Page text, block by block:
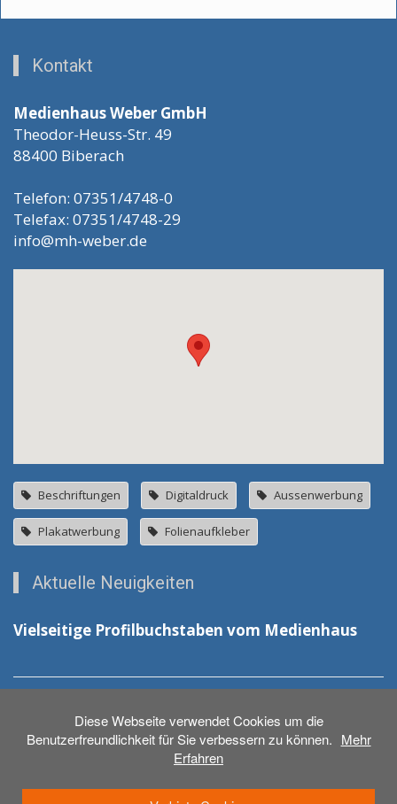
Diese Webseite verwendet Cookies um die
Benutzerfreundlichkeit für Sie verbessern zu können. Mehr
Erfahren
Kontakt
Medienhaus Weber GmbH
Theodor-Heuss-Str. 49
88400 Biberach
Telefon: 07351/4748-0
Telefax: 07351/4748-29
info@mh-weber.de
Beschriftungen Digitaldruck Aussenwerbung
Plakatwerbung Folienaufkleber
Aktuelle Neuigkeiten
Vielseitige Profilbuchstaben vom Medienhaus
Neue Schilder für das DRK in Laupheim